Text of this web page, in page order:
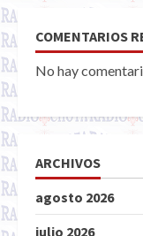
COMENTARIOS
No hay
ARCHIVOS
agosto 2026
julio 2026